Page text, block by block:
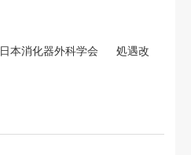
日本消化器外科学会
処遇改